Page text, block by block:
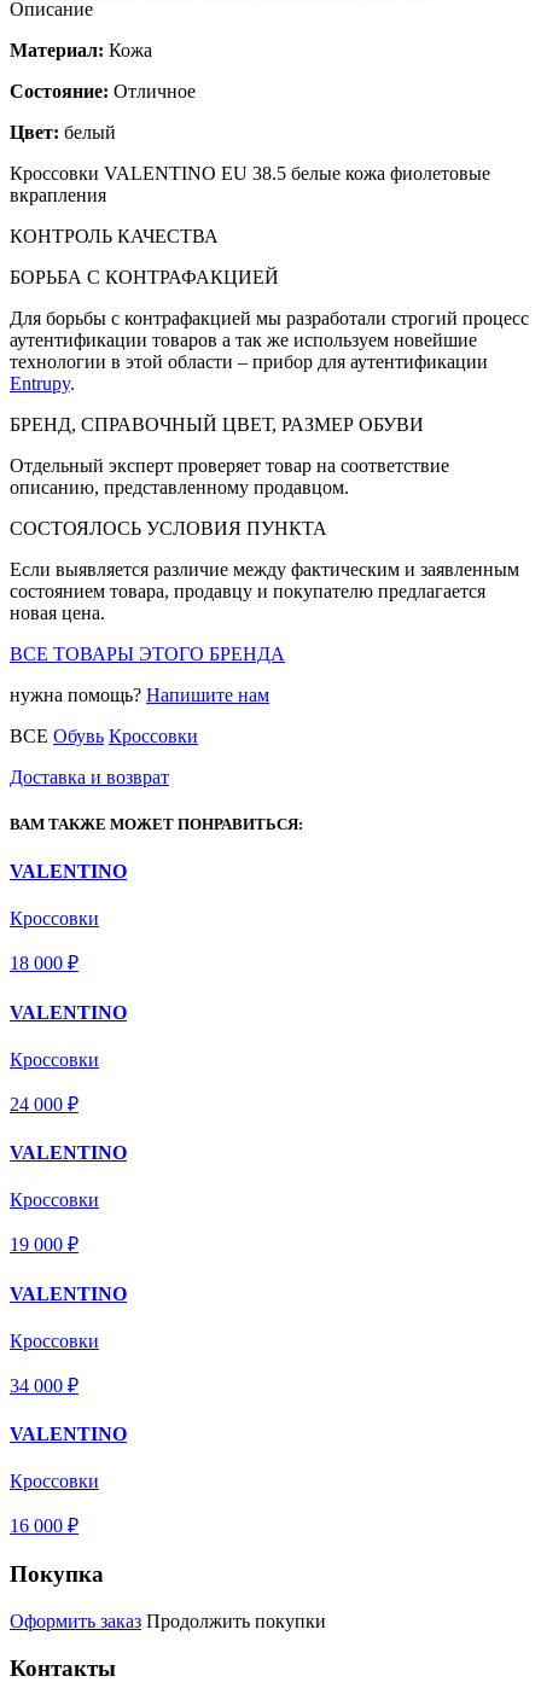
Описание
Материал: Кожа
Состояние: Отличное
Цвет: белый
Кроссовки VALENTINO EU 38.5 белые кожа фиолетовые
вкрапления
КОНТРОЛЬ КАЧЕСТВА
БОРЬБА С КОНТРАФАКЦИЕЙ
Для борьбы с контрафакцией мы разработали строгий процесс
аутентификации товаров а так же используем новейшие
технологии в этой области – прибор для аутентификации
Entrupy.
БРЕНД, СПРАВОЧНЫЙ ЦВЕТ, РАЗМЕР ОБУВИ
Отдельный эксперт проверяет товар на соответствие
описанию, представленному продавцом.
СОСТОЯЛОСЬ УСЛОВИЯ ПУНКТА
Если выявляется различие между фактическим и заявленным
состоянием товара, продавцу и покупателю предлагается
новая цена.
ВСЕ ТОВАРЫ ЭТОГО БРЕНДА
нужна помощь? Напишите нам
ВСЕ Обувь Кроссовки
Доставка и возврат
ВАМ ТАКЖЕ МОЖЕТ ПОНРАВИТЬСЯ:
VALENTINO
Кроссовки
18 000 ₽
VALENTINO
Кроссовки
24 000 ₽
VALENTINO
Кроссовки
19 000 ₽
VALENTINO
Кроссовки
34 000 ₽
VALENTINO
Кроссовки
16 000 ₽
Покупка
Оформить заказ Продолжить покупки
Контакты